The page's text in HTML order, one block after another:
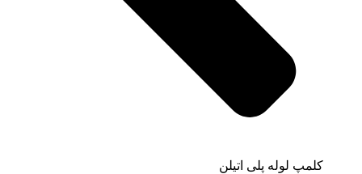
کلمپ لوله پلی اتیلن